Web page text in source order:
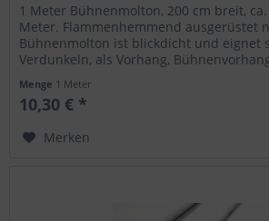
1 Meter Bühnenmolton, 200 cm breit,
Meter. Flammenhemmend ausgerüstet
Bühnenmolton ist blickdicht und eignet
Verdunkeln, als Vorhang,
Menge 1 Meter
10,30 € *
Merken